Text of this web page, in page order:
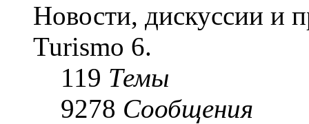
Новости, дискуссии и
Turismo 6.
119 Темы
9278 Сообщения